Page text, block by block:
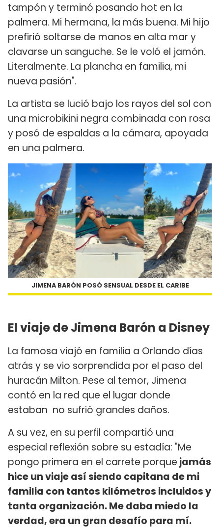
tampón y terminó posando hot en la
palmera. Mi hermana, la más buena. Mi hijo
prefirió soltarse de manos en alta mar y
clavarse un sanguche. Se le voló el jamón.
Literalmente. La plancha en familia, mi
nueva pasión".
La artista se lució bajo los rayos del sol con
una microbikini negra combinada con rosa
y posó de espaldas a la cámara, apoyada
en una palmera.
JIMENA BARÓN POSÓ SENSUAL DESDE EL CARIBE
El viaje de Jimena Barón a Disney
La famosa viajó en familia a Orlando días
atrás y se vio sorprendida por el paso del
huracán Milton. Pese al temor, Jimena
contó en la red que el lugar donde
estaban no sufrió grandes daños.
A su vez, en su perfil compartió una
especial reflexión sobre su estadía: "Me
pongo primera en el carrete porque jamás
hice un viaje así siendo capitana de mi
familia con tantos kilómetros incluidos y
tanta organización. Me daba miedo la
verdad, era un gran desafío para mí.